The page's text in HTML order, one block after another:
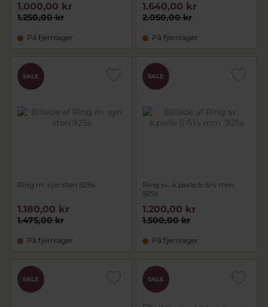
1.250,00 kr
1.000,00 kr
På fjernlager
2.050,00 kr
1.640,00 kr
På fjernlager
SALE
Ring m. syn sten 925s
1.475,00 kr
1.180,00 kr
På fjernlager
SALE
Ring sv. k.perle 5-5½ mm.
925s
1.500,00 kr
1.200,00 kr
På fjernlager
SALE SALE